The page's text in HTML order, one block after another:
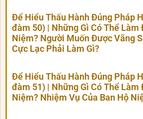
Để Hiểu Thấu Hành Đúng Pháp
đàm 50) | Những Gì Có Thể Làm
Niệm? Người Muốn Được Vãng
Cực Lạc Phải Làm Gì?
Để Hiểu Thấu Hành Đúng Pháp
đàm 51) | Những Gì Có Thể Làm
Niệm? Nhiệm Vụ Của Ban Hộ